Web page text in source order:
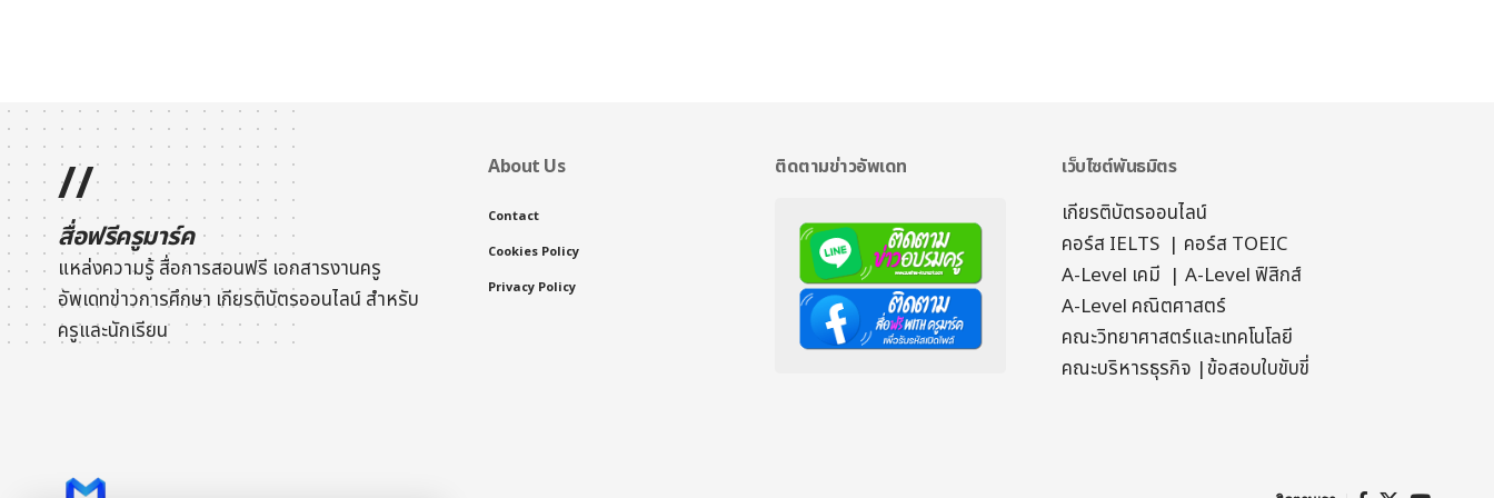
//
สื่อฟรีครูมาร์ค
แหล่งความรู้ สื่อการสอนฟรี เอกสารงานครู
อัพเดทข่าวการศึกษา เกียรติบัตรออนไลน์สำหรับ
ครูและนักเรียน
About Us
Contact
Cookies Policy
Privacy Policy
ติดตามข่าวอัพเดท เว็บไซต์พันธมิตร
เกียรติบัตรออนไลน์
คอร์ส IELTS | คอร์ส TOEIC
A-Level เคมี | A-Level ฟิสิกส์
A-Level คณิตศาสตร์
คณะวิทยาศาสตร์และเทคโนโลยี
คณะบริหารธุรกิจ |ข้อสอบใบขับขี่